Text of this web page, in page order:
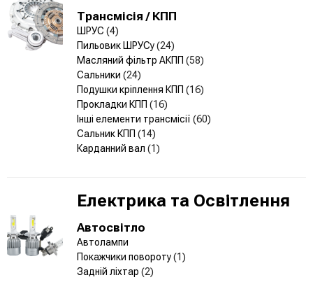
Трансмісія / КПП
ШРУС (4)
Пильовик ШРУСу(24)
Масляний фільтр АКПП (58)
Сальники (24)
Подушки кріплення КПП (16)
Прокладки КПП (16)
Інші елементи трансмісії (60)
Сальник КПП (14)
Карданний вал (1)
Електрика та Освітлення
Автосвітло
Автолампи
Покажчики повороту(1)
Задній ліхтар (2)